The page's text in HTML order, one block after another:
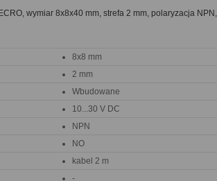
wymiar 8x8x40 mm, strefa 2 mm, polaryzacja
8x8 mm
2 mm
Wbudowane
10...30 V DC
NPN
NO
kabel 2 m
-